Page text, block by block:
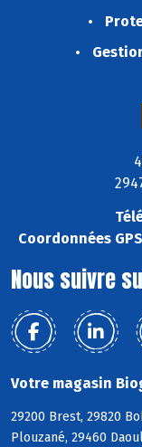
Coordonnées
Nous suivre
Votre magasin
29200 Brest, 29820
Plouzané, 29460